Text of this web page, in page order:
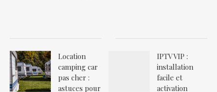
Location
camping car
pas cher :
astuces pour
IPTV VIP :
installation
facile et
activation